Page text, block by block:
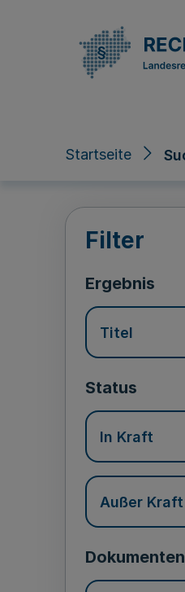
Startseite
Filter
Ergebnis
Titel
Status
In Kraft
Außer Kraft